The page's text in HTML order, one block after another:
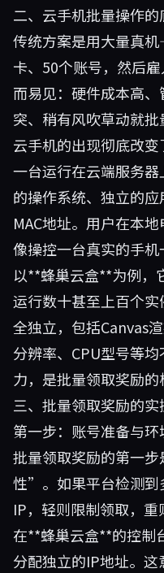
二、云手机批量操作
传统方案是用大量真
卡、50个账号，然后
而易见：硬件成本高
突、稍有风吹草动就批
云手机的出现彻底改
一台运行在云端服务
的操作系统、独立的
MAC地址。用户在本
像操控一台真实的手机
以**蜂巢云盒**为例，
运行数十甚至上百个
全独立，包括Canvas
分辨率、CPU型号等
力，是批量领取奖励的
三、批量领取奖励的实
第一步：账号准备与环
批量领取奖励的第一
性”。如果平台检测到
IP，轻则限制领取，重
在**蜂巢云盒**的控制
分配独立的IP地址。